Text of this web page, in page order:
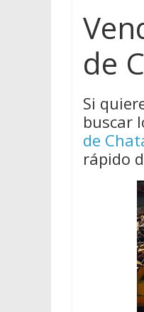
de
Si
buscar
de
rápido